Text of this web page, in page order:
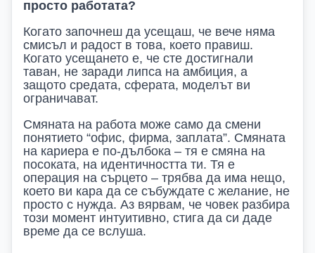
просто работата?
Когато започнеш да усещаш, че вече няма
смисъл и радост в това, което правиш.
Когато усещането е, че сте достигнали
таван, не заради липса на амбиция, а
защото средата, сферата, моделът ви
ограничават.
Смяната на работа може само да смени
понятието “офис, фирма, заплата”. Смяната
на кариера е по-дълбока – тя е смяна на
посоката, на идентичността ти. Тя е
операция на сърцето – трябва да има нещо,
което ви кара да се събуждате с желание, не
просто с нужда. Аз вярвам, че човек разбира
този момент интуитивно, стига да си даде
време да се вслуша.